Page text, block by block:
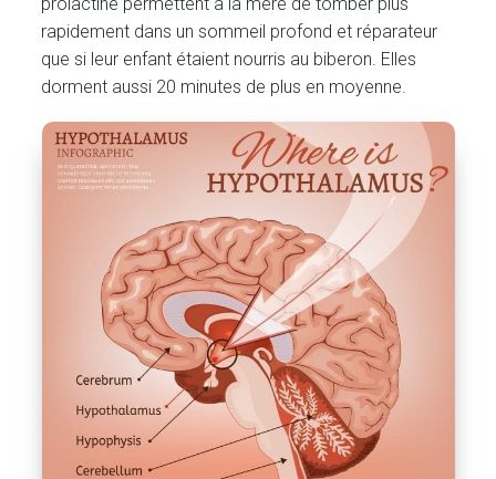
rapidement dans un sommeil profond et réparateur
que si leur enfant étaient nourris au biberon. Elles
dorment aussi 20 minutes de plus en moyenne.